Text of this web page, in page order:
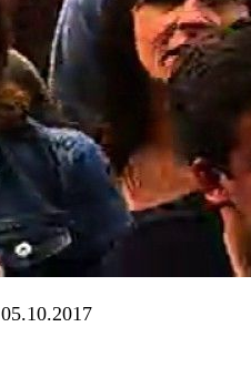
05.10.2017